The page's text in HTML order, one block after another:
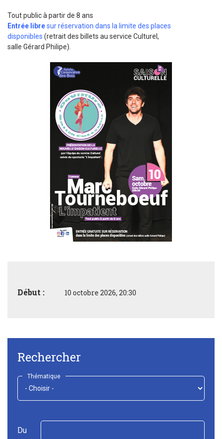
Tout public à partir de 8 ans
Entrée libresur réservation dans la limite des places
disponibles (retrait des billets au service Culturel,
salle Gérard Philipe).
Début : 10 octobre 2026, 20:30
Rechercher
Thématique
Du